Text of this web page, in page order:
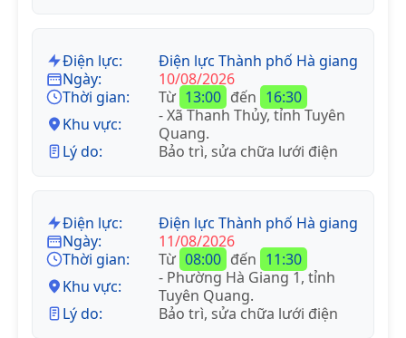
Điện lực:
Điện lực Thành phố Hà giang
Ngày:
10/08/2026
Thời gian:
Từ 13:00 đến 16:30
Khu vực:
- Xã Thanh Thủy, tỉnh Tuyên
Quang.
Lý do:
Bảo trì, sửa chữa lưới điện
Điện lực:
Điện lực Thành phố Hà giang
Ngày:
11/08/2026
Thời gian:
Từ 08:00 đến 11:30
Khu vực:
- Phường Hà Giang 1, tỉnh
Tuyên Quang.
Lý do:
Bảo trì, sửa chữa lưới điện